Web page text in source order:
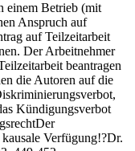
einem Betrieb (mit
Anspruch auf
auf Teilzeitarbeit
Der Arbeitnehmer
beantragen
die Autoren auf die
Kündigungsverbot
Der
Verfügung!?Dr.